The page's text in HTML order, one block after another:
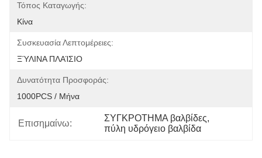
Τόπος Καταγωγής:
Κίνα
Συσκευασία Λεπτομέρειες:
ΞΎΛΙΝΑ ΠΛΑΊΣΙΟ
Δυνατότητα Προσφοράς:
1000PCS / Μήνα
Επισημαίνω:
ΣΥΓΚΡΟΤΗΜΑ βαλβίδες,
πύλη υδρόγειο βαλβίδα